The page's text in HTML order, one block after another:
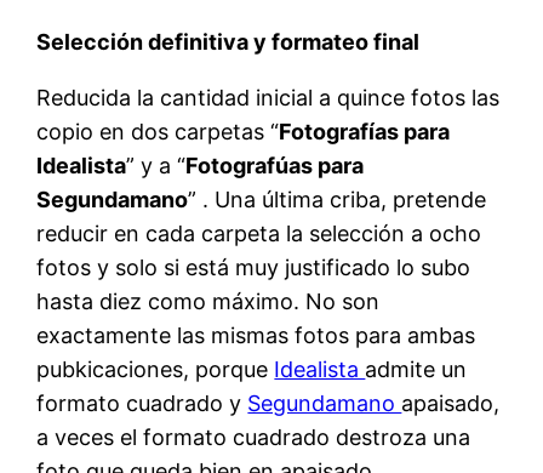
Selección definitiva y formateo final
Reducida la cantidad inicial a quince fotos las
copio en dos carpetas “Fotografías para
Idealista” y a “Fotografúas para
Segundamano” . Una última criba, pretende
reducir en cada carpeta la selección a ocho
fotos y solo si está muy justificado lo subo
hasta diez como máximo. No son
exactamente las mismas fotos para ambas
pubkicaciones, porque Idealista admite un
formato cuadrado y Segundamano apaisado,
a veces el formato cuadrado destroza una